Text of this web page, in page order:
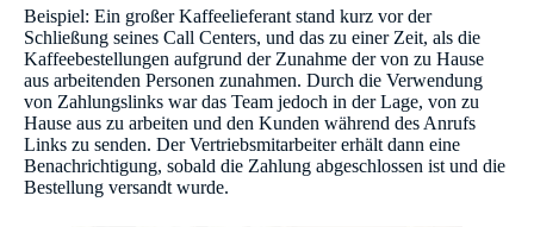
Beispiel: Ein großer Kaffeelieferant stand kurz vor der
Schließung seines Call Centers, und das zu einer Zeit, als die
Kaffeebestellungen aufgrund der Zunahme der von zu Hause
aus arbeitenden Personen zunahmen. Durch die Verwendung
von Zahlungslinks war das Team jedoch in der Lage, von zu
Hause aus zu arbeiten und den Kunden während des Anrufs
Links zu senden. Der Vertriebsmitarbeiter erhält dann eine
Benachrichtigung, sobald die Zahlung abgeschlossen ist und die
Bestellung versandt wurde.